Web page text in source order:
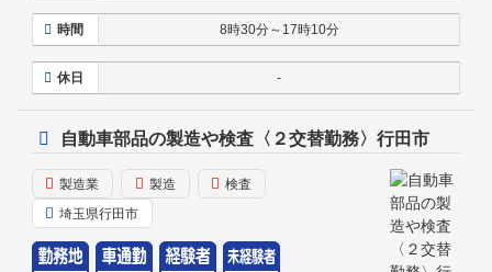
時間 8時30分～17時10分
休日 -
自動車部品の製造や検査〈２交替勤務〉行田市
製造業 製造
検査
埼玉県行田市